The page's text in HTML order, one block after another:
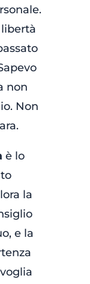
non
Non
è lo
la
e la